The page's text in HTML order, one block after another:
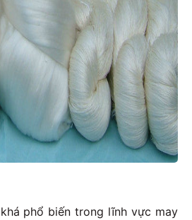
phổ biến trong lĩnh vực may